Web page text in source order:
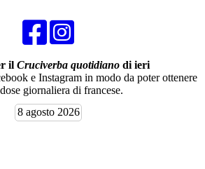
il Cruciverba quotidiano di ieri
e Instagram in modo da poter ottenere
giornaliera di francese.
8 agosto 2026